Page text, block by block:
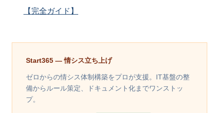
【完全ガイド】
Start365 — 情シス立ち上げ
ゼロからの情シス体制構築をプロが支援。IT基盤の整
備からルール策定、ドキュメント化までワンストッ
プ。